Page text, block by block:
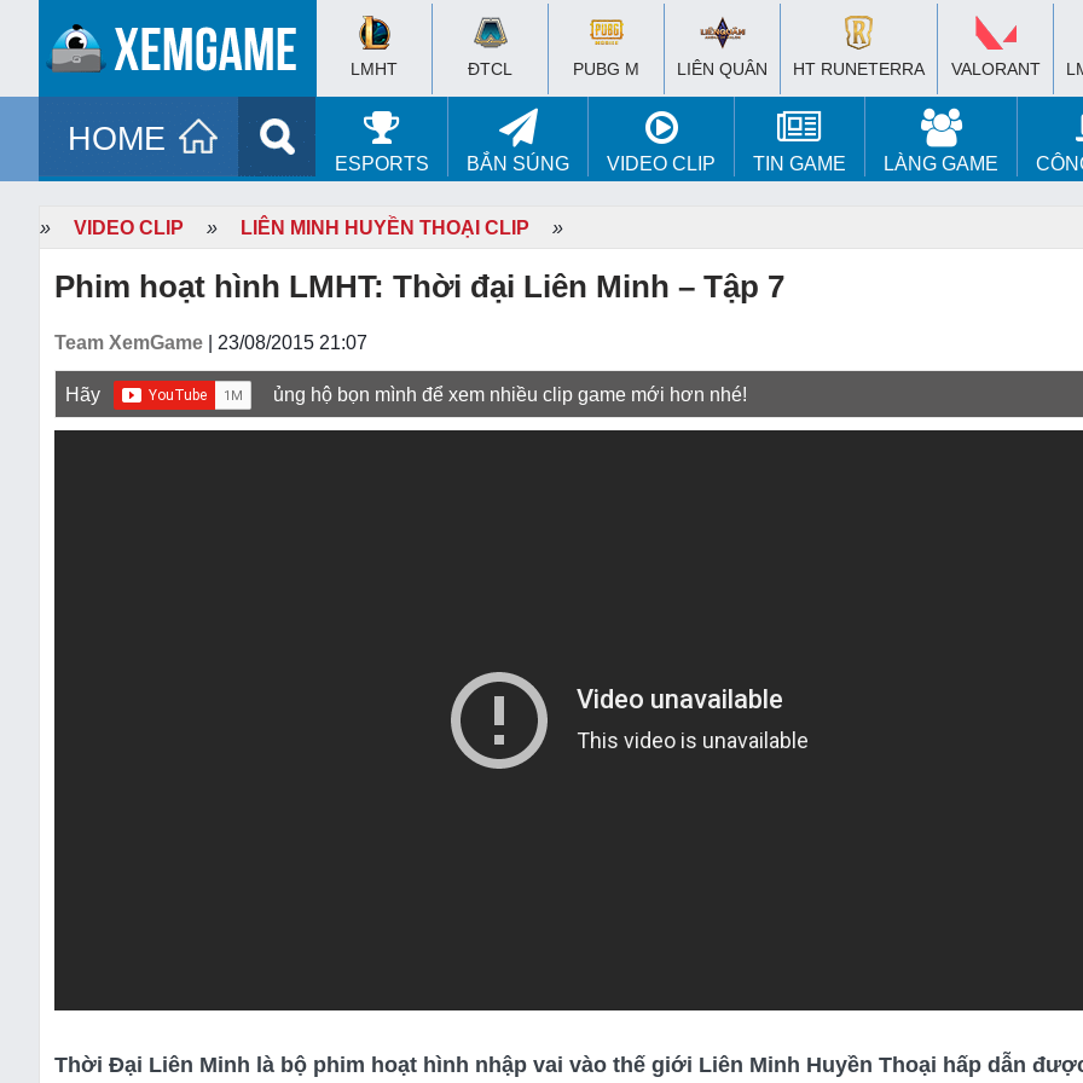
LMHT ĐTCL PUBG M LIÊN QUÂN HT RUNETERRA VALORANT
HOME
ESPORTS BẮN SÚNG VIDEO CLIP TIN GAME LÀNG GAME
» VIDEO CLIP » LIÊN MINH HUYỀN THOẠI CLIP »
Phim hoạt hình LMHT: Thời đại Liên Minh – Tập 7
Team XemGame | 23/08/2015 21:07
Hãy ủng hộ bọn mình để xem nhiều clip game mới hơn nhé!
Thời Đại Liên Minh là bộ phim hoạt hình nhập vai vào thế giới Liên Minh Huyền Thoại hấp dẫn